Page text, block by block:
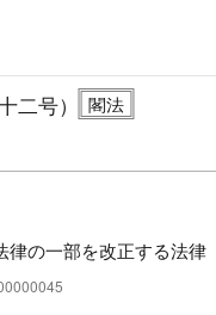
二号）
律の一部を改正する法律